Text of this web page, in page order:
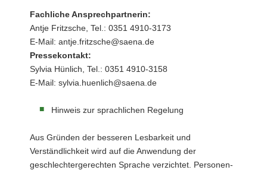
Fachliche Ansprechpartnerin:
Antje Fritzsche, Tel.: 0351 4910-3173
E-Mail: antje.fritzsche@saena.de
Pressekontakt:
Sylvia Hünlich, Tel.: 0351 4910-3158
E-Mail: sylvia.huenlich@saena.de
Hinweis zur sprachlichen Regelung
Aus Gründen der besseren Lesbarkeit und
Verständlichkeit wird auf die Anwendung der
geschlechtergerechten Sprache verzichtet. Personen-